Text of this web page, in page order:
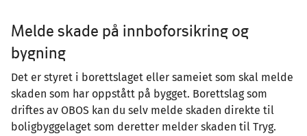
Melde skade på innboforsikring og
bygning
Det er styret i borettslaget eller sameiet som skal melde
skaden som har oppstått på bygget. Borettslag som
driftes av OBOS kan du selv melde skaden direkte til
boligbyggelaget som deretter melder skaden til Tryg.